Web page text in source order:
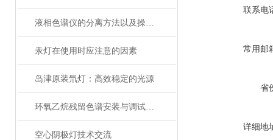
液相色谱仪的分离方法以及操作过程
汞灯在使用时应注意的因素
岛津原装氘灯：高效稳定的光源
环氧乙烷残留色谱安装与调试看这里！
空心阴极灯技术交流
联系电
常用邮
省
详细地